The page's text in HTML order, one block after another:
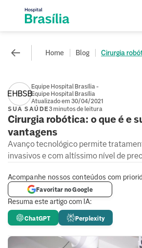
Home Blog Cirurgia
EHBSB
Equipe Hospital Brasília -
Equipe Hospital Brasília
Atualizado em 30/04/2021
SUA SAÚDE3 minutos de leitura
Cirurgia robótica: o que é e
vantagens
Avanço tecnológico permite
invasivos e com altíssimo nível de
Resuma este artigo com IA:
ChatGPT Perplexity
Acompanhe nossos conteúdos com
Favoritar no Google